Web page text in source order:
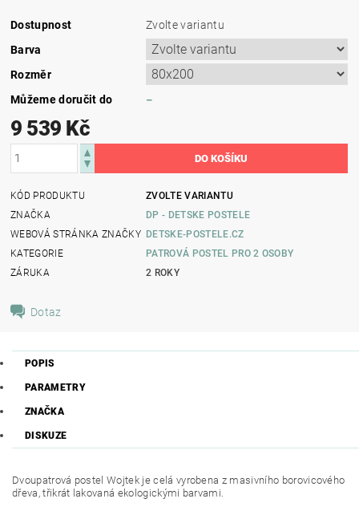
Dostupnost
Zvolte variantu
Barva
Rozměr
Můžeme doručit do
–
9 539 Kč
KÓD PRODUKTU
ZVOLTE VARIANTU
ZNAČKA
DP - DETSKE POSTELE
WEBOVÁ STRÁNKA ZNAČKY DETSKE-POSTELE.CZ
KATEGORIE
PATROVÁ POSTEL PRO 2 OSOBY
ZÁRUKA
2 ROKY
Dotaz
POPIS
PARAMETRY
ZNAČKA
DISKUZE
Dvoupatrová postel Wojtek je celá vyrobena z masivního borovicového
dřeva, třikrát lakovaná ekologickými barvami.